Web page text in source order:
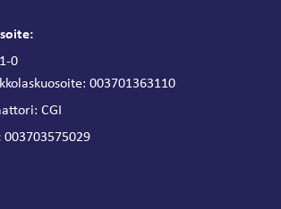
0
003701363110
CGI
003703575029